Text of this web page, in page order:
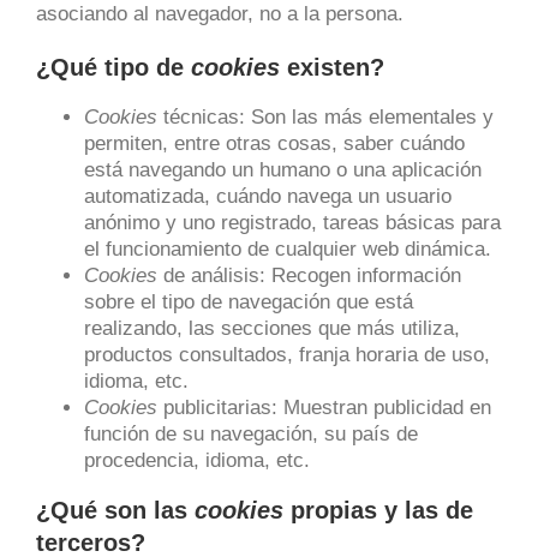
asociando al navegador, no a la persona.
¿Qué tipo de cookies existen?
Cookies técnicas: Son las más elementales y
permiten, entre otras cosas, saber cuándo
está navegando un humano o una aplicación
automatizada, cuándo navega un usuario
anónimo y uno registrado, tareas básicas para
el funcionamiento de cualquier web dinámica.
Cookies de análisis: Recogen información
sobre el tipo de navegación que está
realizando, las secciones que más utiliza,
productos consultados, franja horaria de uso,
idioma, etc.
Cookies publicitarias: Muestran publicidad en
función de su navegación, su país de
procedencia, idioma, etc.
¿Qué son las cookies propias y las de
terceros?